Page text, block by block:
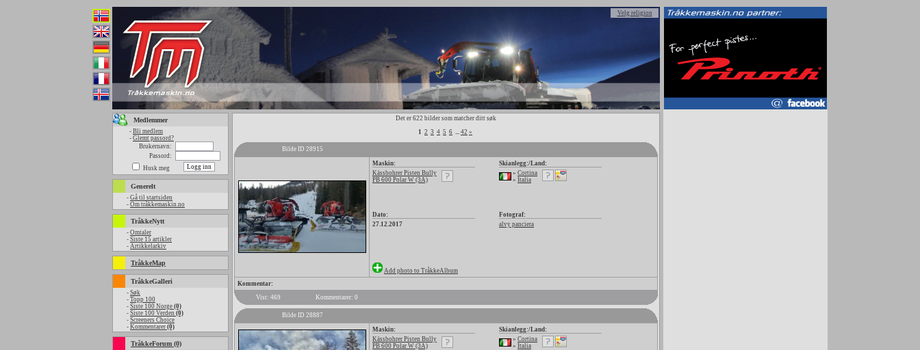
Velg religion
Medlemmer
- Bli medlem
- Glemt passord?
Brukernavn:
Passord:
Husk meg
Generelt
- Gå til startsiden
- Om tråkkemaskin.no
TråkkeNytt
- Omtaler
- Siste 15 artikler
- Artikkelarkiv
TråkkeMap
TråkkeGalleri
- Søk
- Topp 100
- Siste 100 Norge (0)
- Siste 100 Verden (0)
- Screeners Choice
- Kommentarer (0)
TråkkeForum (0)
Det er 622 bilder som matcher ditt søk
1 2 3 4 5 6 ... 42 »
Bilde ID 28915
Maskin:
Kässbohrer Pisten Bully
PB 600 Polar W (3A)
Skianlegg:/Land:
» Cortina
» Italia
Dato:
27.12.2017
Fotograf:
alvy panciera
Add photo to TråkkeAlbum
Kommentar:
Vist: 469
Kommentarer: 0
Bilde ID 28887
Maskin:
Kässbohrer Pisten Bully
PB 600 Polar W (3A)
Skianlegg:/Land:
» Cortina
» Italia